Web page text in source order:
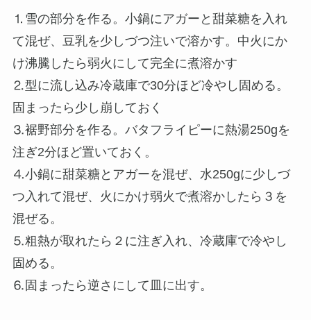
⒈雪の部分を作る。小鍋にアガーと甜菜糖を入れ
て混ぜ、豆乳を少しづつ注いで溶かす。中火にか
け沸騰したら弱火にして完全に煮溶かす
⒉型に流し込み冷蔵庫で30分ほど冷やし固める。
固まったら少し崩しておく
⒊裾野部分を作る。バタフライピーに熱湯250gを
注ぎ2分ほど置いておく。
⒋小鍋に甜菜糖とアガーを混ぜ、水250gに少しづ
つ入れて混ぜ、火にかけ弱火で煮溶かしたら３を
混ぜる。
⒌粗熱が取れたら２に注ぎ入れ、冷蔵庫で冷やし
固める。
⒍固まったら逆さにして皿に出す。